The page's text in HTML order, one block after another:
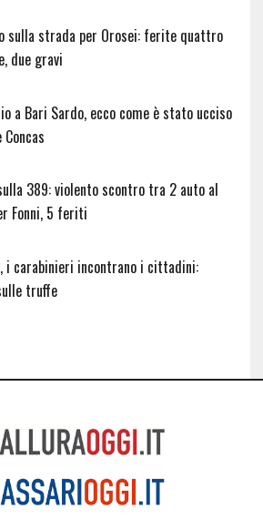
sulla strada per Orosei: ferite quattro
due gravi
a Bari Sardo, ecco come è stato ucciso
389: violento scontro tra 2 auto al
Fonni, 5 feriti
i carabinieri incontrano i cittadini:
truffe